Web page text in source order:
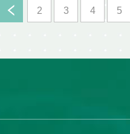
2 3 4 5